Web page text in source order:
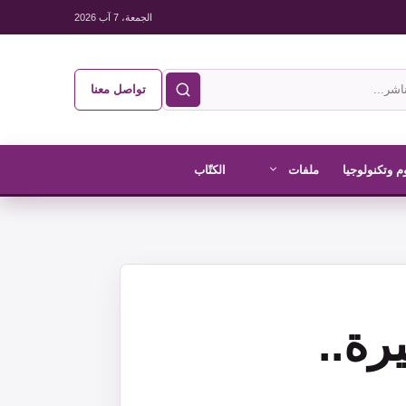
الجمعة، 7 آب 2026
تواصل معنا
وتكنولوجيا ملفات الكتّاب